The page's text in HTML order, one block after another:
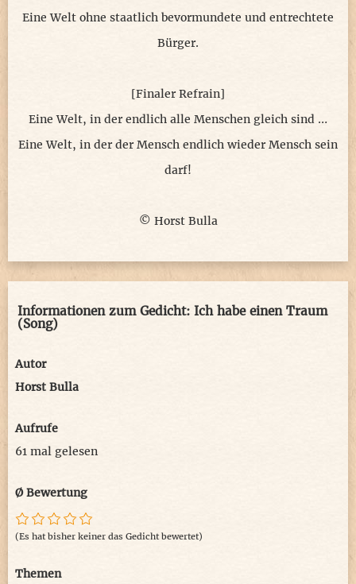
Eine Welt ohne staatlich bevormundete und entrechtete
Bürger.
[Finaler Refrain]
Eine Welt, in der endlich alle Menschen gleich sind …
Eine Welt, in der der Mensch endlich wieder Mensch sein
darf!
© Horst Bulla
Informationen zum Gedicht: Ich habe einen Traum
(Song)
Autor
Horst Bulla
Aufrufe
61 mal gelesen
Ø Bewertung
(Es hat bisher keiner das Gedicht bewertet)
Themen